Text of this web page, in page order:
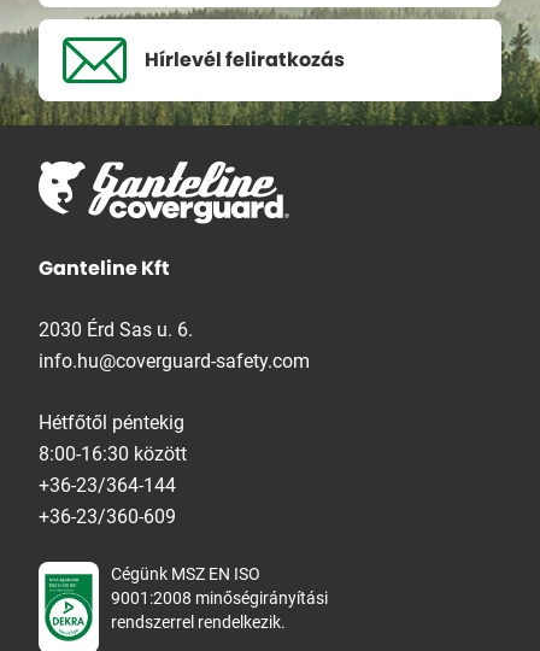
Hírlevél feliratkozás
Ganteline Kft
2030 Érd Sas u. 6.
info.hu@coverguard-safety.com
Hétfőtől péntekig
8:00-16:30 között
+36-23/364-144
+36-23/360-609
Cégünk MSZ EN ISO
9001:2008 minőségirányítási
rendszerrel rendelkezik.